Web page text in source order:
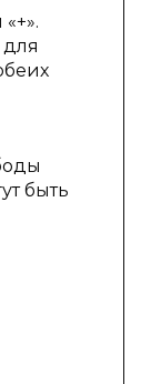
быть